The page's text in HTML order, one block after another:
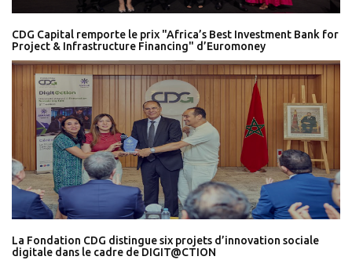
CDG Capital remporte le prix "Africa’s Best Investment Bank for
Project & Infrastructure Financing" d’Euromoney
La Fondation CDG distingue six projets d’innovation sociale
digitale dans le cadre de DIGIT@CTION